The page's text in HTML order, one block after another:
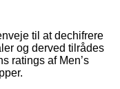
til at dechifrere
og derved tilrådes
ratings af Men’s